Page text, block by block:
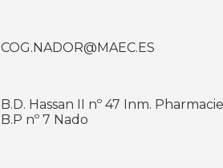
COG.NADOR@MAEC.ES
B.D. Hassan II nº 47 Inm.
B.P nº 7 Nado